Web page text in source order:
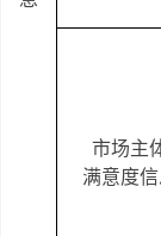
市场主
满意度